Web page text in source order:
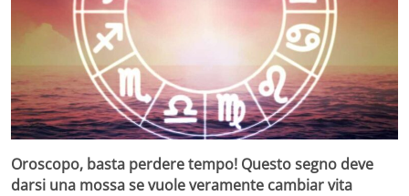
Oroscopo, basta perdere tempo! Questo segno deve
darsi una mossa se vuole veramente cambiar vita